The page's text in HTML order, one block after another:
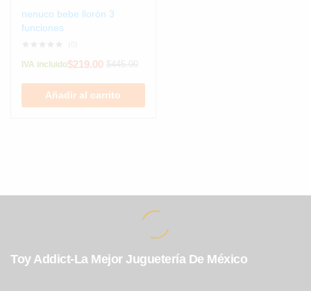
nenuco bebe llorón 3
funciones
$219.00
IVA incluido
Añadir al carrito
Toy Addict-La Mejor Juguetería De México